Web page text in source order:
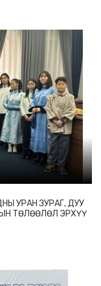
УРАН ЗУРАГ, ДУУ
ТӨЛӨӨЛӨЛ ЭРХҮҮ